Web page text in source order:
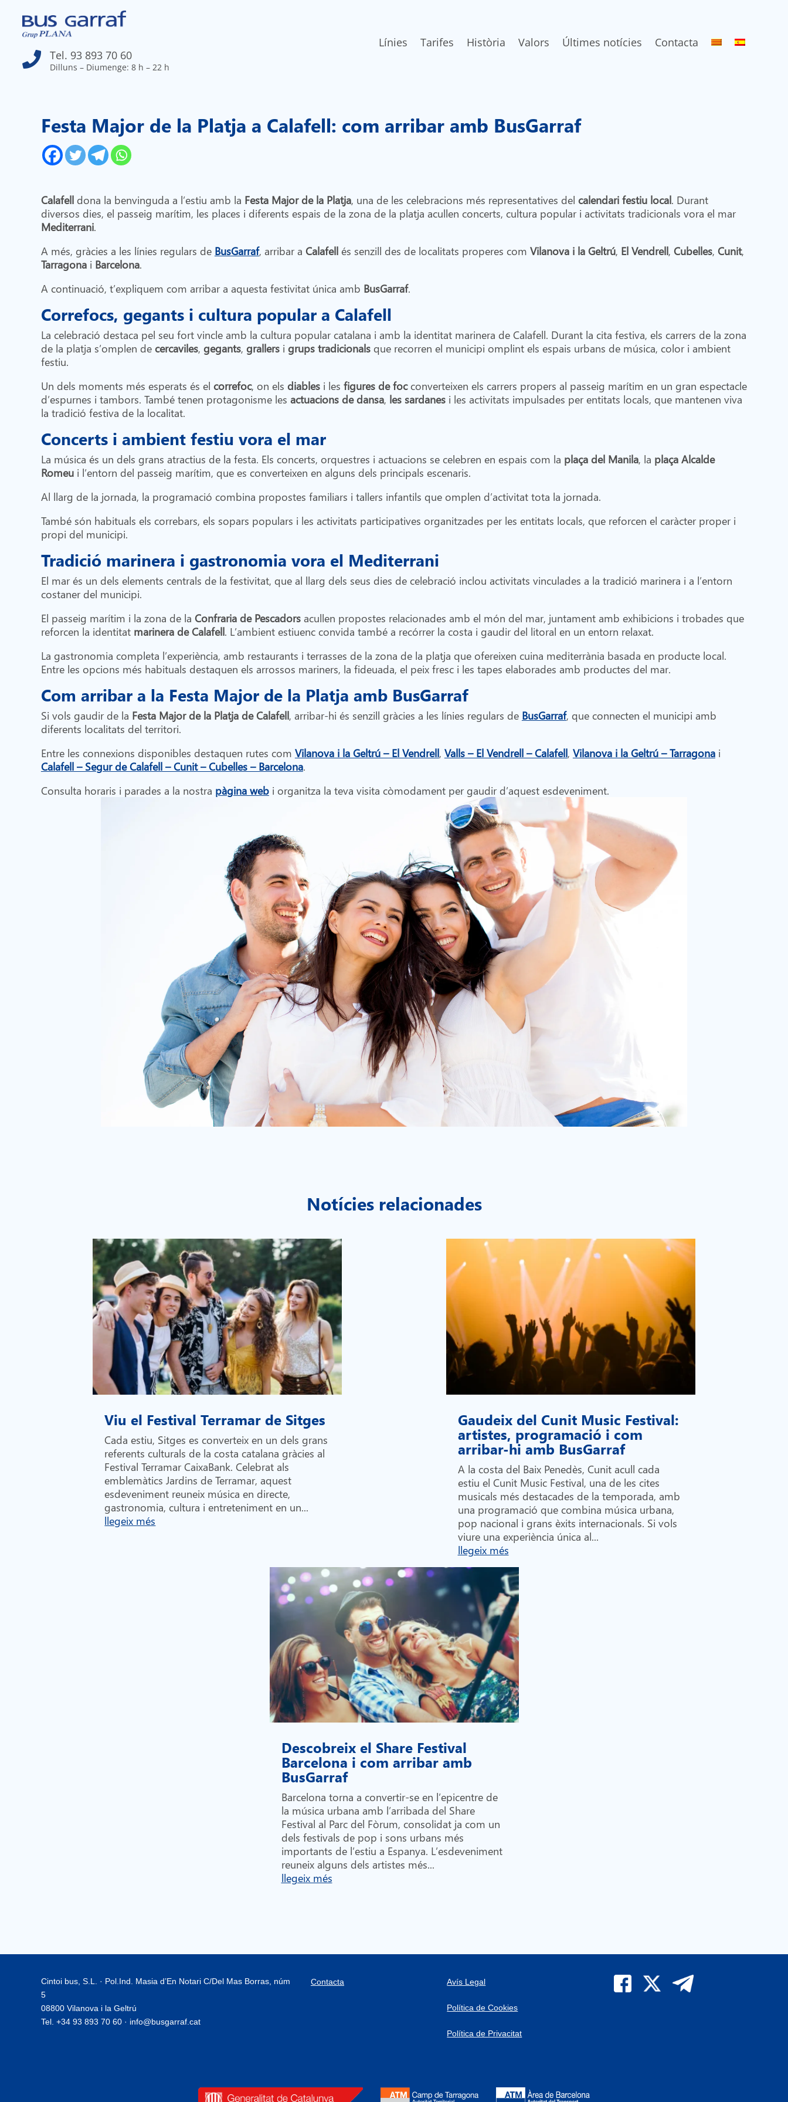
 Tel. 93 893 70 60
Dilluns – Diumenge: 8 h – 22 h
Línies Tarifes Història Valors Últimes notícies Contacta
Festa Major de la Platja a Calafell: com arribar amb BusGarraf
Calafelldona la benvinguda a l’estiu amb la Festa Major de la Platja, una de les celebracions més representatives del calendari festiu local. Durant
diversos dies, el passeig marítim, les places i diferents espais de la zona de la platja acullen concerts, cultura popular i activitats tradicionals vora el mar
Mediterrani.
A més, gràcies a les línies regulars de BusGarraf, arribar a Calafellés senzill des de localitats properes com Vilanova i la Geltrú, El Vendrell, Cubelles, Cunit,
Tarragonai Barcelona.
A continuació, t’expliquem com arribar a aquesta festivitat única amb BusGarraf.
Correfocs, gegants i cultura popular a Calafell
La celebració destaca pel seu fort vincle amb la cultura popular catalana i amb la identitat marinera de Calafell. Durant la cita festiva, els carrers de la zona
de la platja s’omplen de cercaviles, gegants, grallersi grups tradicionalsque recorren el municipi omplint els espais urbans de música, color i ambient
festiu.
Un dels moments més esperats és el correfoc, on els diablesi les figures de focconverteixen els carrers propers al passeig marítim en un gran espectacle
d’espurnes i tambors. També tenen protagonisme les actuacions de dansa, les sardanesi les activitats impulsades per entitats locals, que mantenen viva
la tradició festiva de la localitat.
Concerts i ambient festiu vora el mar
La música és un dels grans atractius de la festa. Els concerts, orquestres i actuacions se celebren en espais com la plaça del Manila, la plaça Alcalde
Romeui l’entorn del passeig marítim, que es converteixen en alguns dels principals escenaris.
Al llarg de la jornada, la programació combina propostes familiars i tallers infantils que omplen d’activitat tota la jornada.
També són habituals els correbars, els sopars populars i les activitats participatives organitzades per les entitats locals, que reforcen el caràcter proper i
propi del municipi.
Tradició marinera i gastronomia vora el Mediterrani
El mar és un dels elements centrals de la festivitat, que al llarg dels seus dies de celebració inclou activitats vinculades a la tradició marinera i a l’entorn
costaner del municipi.
El passeig marítim i la zona de la Confraria de Pescadorsacullen propostes relacionades amb el món del mar, juntament amb exhibicions i trobades que
reforcen la identitat marinera de Calafell. L’ambient estiuenc convida també a recórrer la costa i gaudir del litoral en un entorn relaxat.
La gastronomia completa l’experiència, amb restaurants i terrasses de la zona de la platja que ofereixen cuina mediterrània basada en producte local.
Entre les opcions més habituals destaquen els arrossos mariners, la fideuada, el peix fresc i les tapes elaborades amb productes del mar.
Com arribar a la Festa Major de la Platja amb BusGarraf
Si vols gaudir de la Festa Major de la Platja de Calafell, arribar-hi és senzill gràcies a les línies regulars de BusGarraf, que connecten el municipi amb
diferents localitats del territori.
Entre les connexions disponibles destaquen rutes com Vilanova i la Geltrú – El Vendrell, Valls – El Vendrell – Calafell, Vilanova i la Geltrú – Tarragonai
Calafell – Segur de Calafell – Cunit – Cubelles – Barcelona.
Consulta horaris i parades a la nostra pàgina webi organitza la teva visita còmodament per gaudir d’aquest esdeveniment.
Notícies relacionades
Viu el Festival Terramar de Sitges
Cada estiu, Sitges es converteix en un dels grans
referents culturals de la costa catalana gràcies al
Festival Terramar CaixaBank. Celebrat als
emblemàtics Jardins de Terramar, aquest
esdeveniment reuneix música en directe,
gastronomia, cultura i entreteniment en un...
llegeix més
Gaudeix del Cunit Music Festival:
artistes, programació i com
arribar-hi amb BusGarraf
A la costa del Baix Penedès, Cunit acull cada
estiu el Cunit Music Festival, una de les cites
musicals més destacades de la temporada, amb
una programació que combina música urbana,
pop nacional i grans èxits internacionals. Si vols
viure una experiència única al...
llegeix més
Descobreix el Share Festival
Barcelona i com arribar amb
BusGarraf
Barcelona torna a convertir-se en l’epicentre de
la música urbana amb l’arribada del Share
Festival al Parc del Fòrum, consolidat ja com un
dels festivals de pop i sons urbans més
importants de l’estiu a Espanya. L’esdeveniment
reuneix alguns dels artistes més...
llegeix més
Cintoi bus, S.L. · Pol.Ind. Masia d’En Notari C/Del Mas Borras, núm
5
08800 Vilanova i la Geltrú
Tel. +34 93 893 70 60 · info@busgarraf.cat
Contacta Avís Legal
Política de Cookies
Política de Privacitat